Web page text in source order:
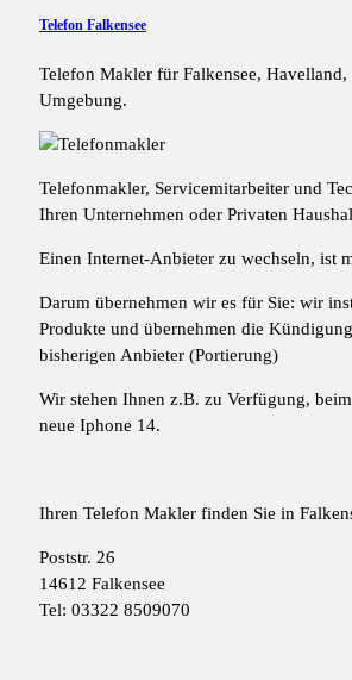
Telefon Falkensee
Telefon Makler für Falkensee,
Umgebung.
Telefonmakler, Servicemitarbeiter und
Ihren Unternehmen oder Privaten
Einen Internet-Anbieter zu wechseln, ist
Darum übernehmen wir es für Sie: wir
Produkte und übernehmen die
bisherigen Anbieter (Portierung)
Wir stehen Ihnen z.B. zu Verfügung,
neue Iphone 14.
Ihren Telefon Makler finden Sie in
Poststr. 26
14612 Falkensee
Tel: 03322 8509070